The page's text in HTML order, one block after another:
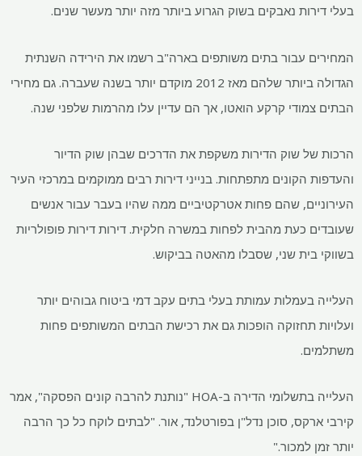
בעלי דירות נאבקים בשוק הגרוע ביותר מזה יותר מעשר שנים.
המחירים עבור בתים משותפים בארה"ב רשמו את הירידה השנתית
הגדולה ביותר שלהם מאז 2012 מוקדם יותר בשנה שעברה. גם מחירי
הבתים צמודי קרקע הואטו, אך הם עדיין עלו מהרמות שלפני שנה.
הרכות של שוק הדירות משקפת את הדרכים שבהן שוק הדיור
והעדפות הקונים מתפתחות. בנייני דירות רבים ממוקמים במרכזי העיר
העירוניים, שהם פחות אטרקטיביים ממה שהיו בעבר עבור אנשים
שעובדים כעת מהבית לפחות במשרה חלקית. דירות דירות פופולריות
בשווקי בית שני, שסבלו מהאטה בביקוש.
העלייה בעמלות עמותת בעלי בתים עקב דמי ביטוח גבוהים יותר
ועלויות תחזוקה הופכות גם את רכישת הבתים המשותפים פחות
משתלמים.
העלייה בתשלומי הדירה ב-HOA "נותנת להרבה קונים הפסקה", אמר
קירבי ארקס, סוכן נדל"ן בפורטלנד, אור. "לבתים לוקח כל כך הרבה
יותר זמן למכור."